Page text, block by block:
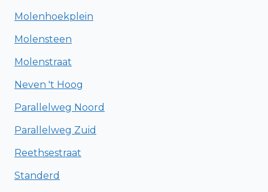
Molenhoekplein
Molensteen
Molenstraat
Neven 't Hoog
Parallelweg Noord
Parallelweg Zuid
Reethsestraat
Standerd